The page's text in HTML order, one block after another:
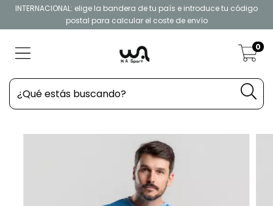
INTERNACIONAL: elige la bandera de tu país e introduce tu código
postal para calcular el coste de envío
0